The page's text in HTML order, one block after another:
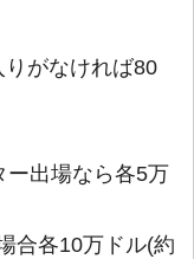
がなければ80
出場なら各5万
合各10万ドル(約